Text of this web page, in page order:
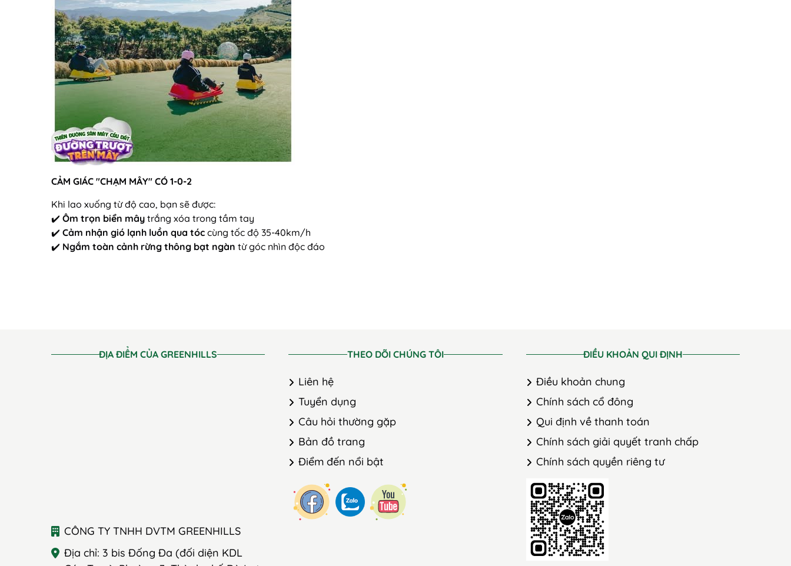
CẢM GIÁC "CHẠM MÂY" CÓ 1-0-2
Khi lao xuống từ độ cao, bạn sẽ được:
✔️ Ôm trọn biển mây trắng xóa trong tầm tay
✔️ Cảm nhận gió lạnh luồn qua tóc cùng tốc độ 35-40km/h
✔️ Ngắm toàn cảnh rừng thông bạt ngàn từ góc nhìn độc đáo
ĐỊA ĐIỂM CỦA GREENHILLS
CÔNG TY TNHH DVTM GREENHILLS
Địa chỉ: 3 bis Đống Đa (đối diện KDL
THEO DÕI CHÚNG TÔI
Liên hệ
Tuyển dụng
Câu hỏi thường gặp
Bản đồ trang
Điểm đến nổi bật
ĐIỀU KHOẢN QUI ĐỊNH
Điều khoản chung
Chính sách cổ đông
Qui định về thanh toán
Chính sách giải quyết tranh chấp
Chính sách quyền riêng tư